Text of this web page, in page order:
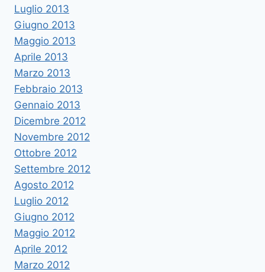
Luglio 2013
Giugno 2013
Maggio 2013
Aprile 2013
Marzo 2013
Febbraio 2013
Gennaio 2013
Dicembre 2012
Novembre 2012
Ottobre 2012
Settembre 2012
Agosto 2012
Luglio 2012
Giugno 2012
Maggio 2012
Aprile 2012
Marzo 2012